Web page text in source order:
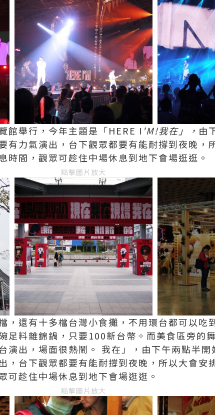
館舉行，今年主題是「HERE I 'M!我在」， 由
有力氣演出，台下觀眾都要有能耐撐到夜晚，
時間，觀眾可趁住中場休息到地下會場逛逛。
點擊圖片放大
，還有十多檔台灣小食攤，不用環台都可以吃
足料雜錦鍋，只要100新台幣。而美食區旁的
演出，場面很熱鬧。 我在」，由下午兩點半開
，台下觀眾都要有能耐撐到夜晚，所以大會安
可趁住中場休息到地下會場逛逛。
點擊圖片放大